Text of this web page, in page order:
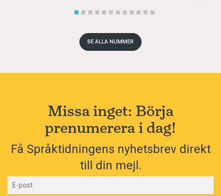
SE ALLA NUMMER
Missa inget: Börja
prenumerera i dag!
Få Språktidningens nyhetsbrev direkt
till din mejl.